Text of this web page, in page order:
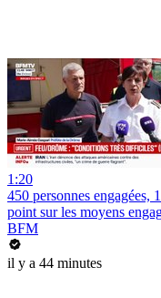
1:20
450 personnes engagées,
point sur les moyens
BFM
il y a 44 minutes